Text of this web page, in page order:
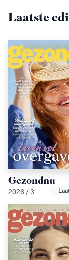
Laatste
Gezondnu
2026 / 3